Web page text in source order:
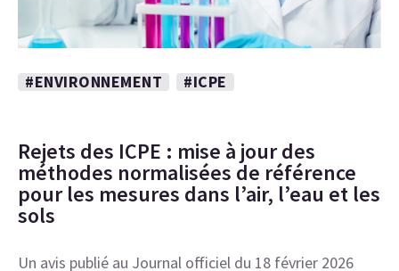
#ENVIRONNEMENT #ICPE
Rejets des ICPE : mise à jour des
méthodes normalisées de référence
pour les mesures dans l’air, l’eau et les
sols
Un avis publié au Journal officiel du 18 février 2026